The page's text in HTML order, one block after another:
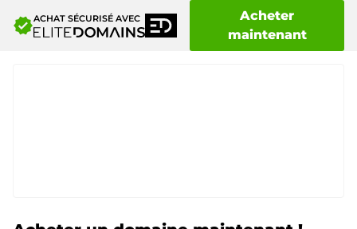
verifiedACHAT SÉCURISÉ AVEC
Acheter
maintenant